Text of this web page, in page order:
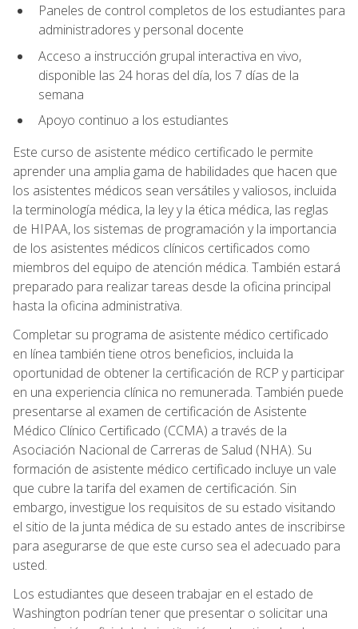
Paneles de control completos de los estudiantes para
administradores y personal docente
Acceso a instrucción grupal interactiva en vivo,
disponible las 24 horas del día, los 7 días de la
semana
Apoyo continuo a los estudiantes
Este curso de asistente médico certificado le permite
aprender una amplia gama de habilidades que hacen que
los asistentes médicos sean versátiles y valiosos, incluida
la terminología médica, la ley y la ética médica, las reglas
de HIPAA, los sistemas de programación y la importancia
de los asistentes médicos clínicos certificados como
miembros del equipo de atención médica. También estará
preparado para realizar tareas desde la oficina principal
hasta la oficina administrativa.
Completar su programa de asistente médico certificado
en línea también tiene otros beneficios, incluida la
oportunidad de obtener la certificación de RCP y participar
en una experiencia clínica no remunerada. También puede
presentarse al examen de certificación de Asistente
Médico Clínico Certificado (CCMA) a través de la
Asociación Nacional de Carreras de Salud (NHA). Su
formación de asistente médico certificado incluye un vale
que cubre la tarifa del examen de certificación. Sin
embargo, investigue los requisitos de su estado visitando
el sitio de la junta médica de su estado antes de inscribirse
para asegurarse de que este curso sea el adecuado para
usted.
Los estudiantes que deseen trabajar en el estado de
Washington podrían tener que presentar o solicitar una